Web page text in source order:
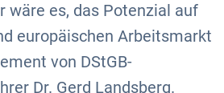
wäre es, das Potenzial auf
europäischen Arbeitsmarkt
von DStGB-
Dr. Gerd Landsberg.